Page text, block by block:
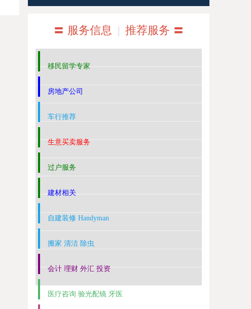
〓 服务信息 | 推荐服务 〓
移民留学专家
房地产公司
车行推荐
生意买卖服务
过户服务
建材相关
自建装修 Handyman
搬家 清洁 除虫
会计 理财 外汇 投资
医疗咨询 验光配镜 牙医